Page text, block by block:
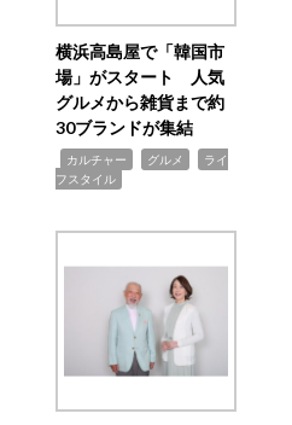
横浜高島屋で「韓国市
場」がスタート 人気
グルメから雑貨まで約
30ブランドが集結
カルチャー グルメ
ライ
フスタイル